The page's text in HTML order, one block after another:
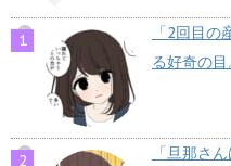
「2回目
る好奇の目
「旦那さ